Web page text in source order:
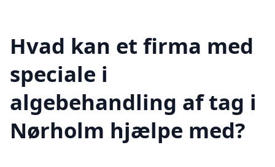
Hvad kan et firma med
speciale i
algebehandling af tag i
Nørholm hjælpe med?